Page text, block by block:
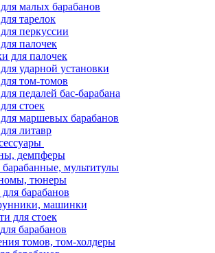
малых барабанов
тарелок
перкуссии
палочек
для палочек
ударной установки
том-томов
педалей бас-барабана
стоек
маршевых барабанов
литавр
демпферы
мультитулы
тюнеры
барабанов
машинки
для стоек
барабанов
томов, том-холдеры